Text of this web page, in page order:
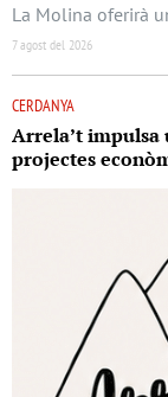
La Molina oferirà
7 agost del 2026
CERDANYA
Arrela’t impulsa
projectes